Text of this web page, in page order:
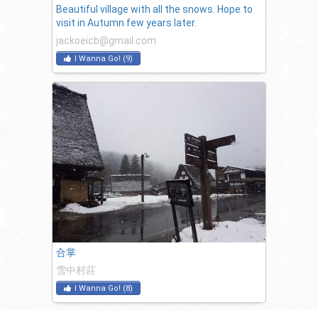
Beautiful village with all the snows. Hope to
visit in Autumn few years later.
jackoeicb@gmail.com
I Wanna Go! (9)
合掌
雪中村莊
I Wanna Go! (8)